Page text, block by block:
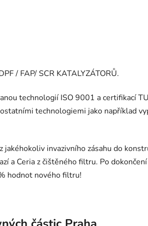
/ FAP/ SCR KATALYZÁTORŮ.
technologií ISO 9001 a certifikací
technologiemi jako například
invazivního zásahu do
a Ceria z čištěného filtru. Po
hodnot nového filtru!